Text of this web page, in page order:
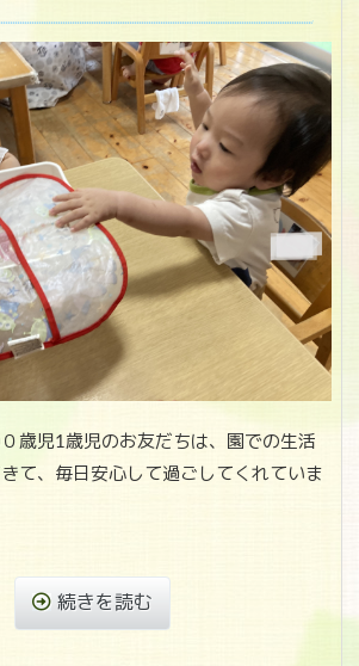
歳児1歳児のお友だちは、園での生活
て、毎日安心して過ごしてくれていま
続きを読む